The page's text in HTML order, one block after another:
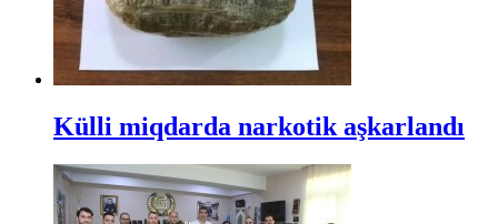
Külli miqdarda narkotik aşkarlandı